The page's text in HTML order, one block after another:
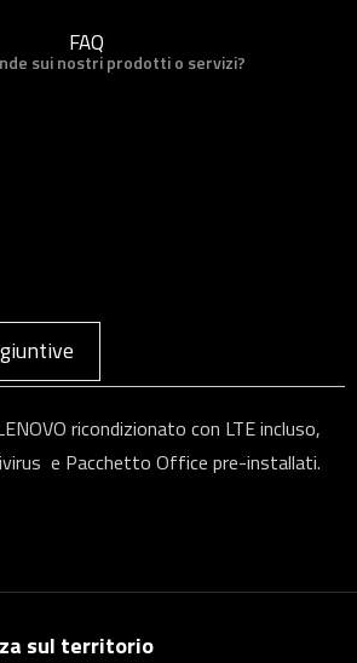
FAQ
sui nostri prodotti o servizi?
ricondizionato con LTE incluso,
e Pacchetto Office pre-installati.
sul territorio